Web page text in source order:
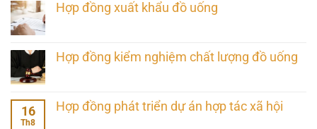
Hợp đồng xuất khẩu đồ uống
Hợp đồng kiểm nghiệm chất lượng đồ uống
16
Th8
Hợp đồng phát triển dự án hợp tác xã hội